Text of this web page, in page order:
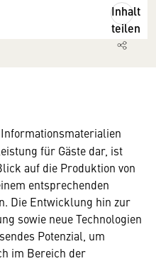
Inhalt
teilen
für Gäste dar, ist
auf die Produktion von
entsprechenden
Die Entwicklung hin zur
sowie neue Technologien
Potenzial, um
im Bereich der